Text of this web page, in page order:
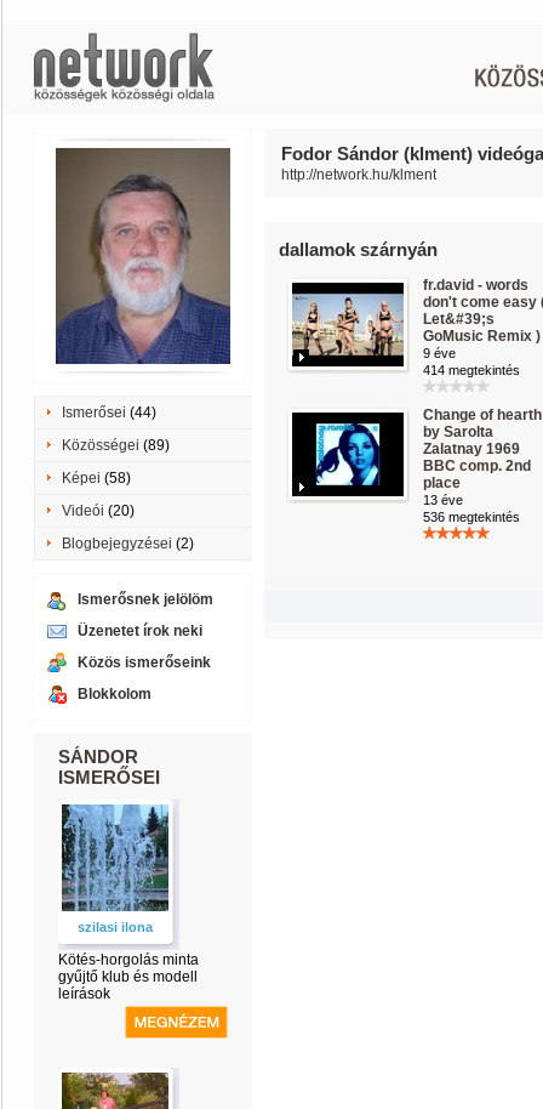
Ismerősei (44)
Közösségei (89)
Képei (58)
Videói (20)
Blogbejegyzései (2)
Ismerősnek jelölöm
Üzenetet írok neki
Közös ismerőseink
Blokkolom
SÁNDOR
ISMERŐSEI
szilasi ilona
Kötés-horgolás minta
gyűjtő klub és modell
leírások
Fodor Sándor (klment)
http://network.hu/klment
dallamok szárnyán
fr.david - words
don't come easy
Let&#39;s
GoMusic Remix )
9 éve
414 megtekintés
Change of hearth
by Sarolta
Zalatnay 1969
BBC comp. 2nd
place
13 éve
536 megtekintés